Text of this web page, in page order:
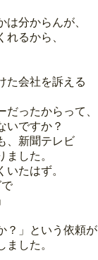
分からんが、
るから、
た会社を訴える
ったからって、
いですか？
、新聞テレビ
した。
たはず。
？」という依頼が
した。